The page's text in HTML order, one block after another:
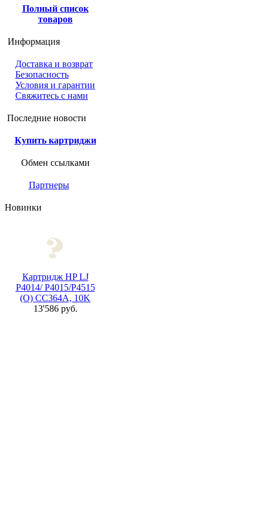
Полный список
товаров
Информация
Доставка и возврат
Безопасность
Условия и гарантии
Свяжитесь с нами
Последние новости
Купить картриджи
Обмен ссылками
Партнеры
Новинки
Картридж HP LJ
P4014/ P4015/P4515
(O) CC364A, 10K
13'586 руб.